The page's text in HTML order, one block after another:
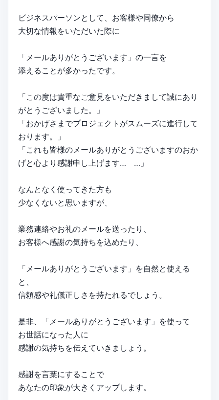
ビジネスパーソンとして、お客様や同僚から
大切な情報をいただいた際に
「メールありがとうございます」の一言を
添えることが多かったです。
「この度は貴重なご意見をいただきまして誠にあり
がとうございました。」
「おかげさまでプロジェクトがスムーズに進行して
おります。」
「これも皆様のメールありがとうございますのおか
げと心より感謝申し上げます… …」
なんとなく使ってきた方も
少なくないと思いますが、
業務連絡やお礼のメールを送ったり、
お客様へ感謝の気持ちを込めたり、
「メールありがとうございます」を自然と使える
と、
信頼感や礼儀正しさを持たれるでしょう。
是非、「メールありがとうございます」を使って
お世話になった人に
感謝の気持ちを伝えていきましょう。
感謝を言葉にすることで
あなたの印象が大きくアップします。